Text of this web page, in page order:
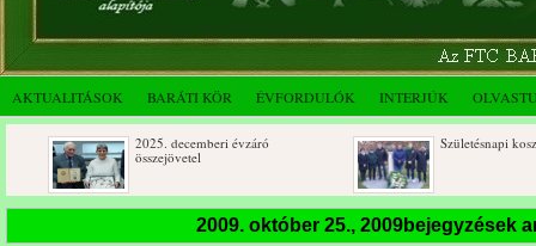
AKTUALITÁSOK BARÁTI KÖR ÉVFORDULÓK INTERJÚK
2025. decemberi évzáró
összejövetel
Születésnapi koszorúzások
2009. október 25., 2009bejegyzések